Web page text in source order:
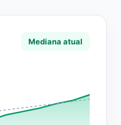
Mediana atual